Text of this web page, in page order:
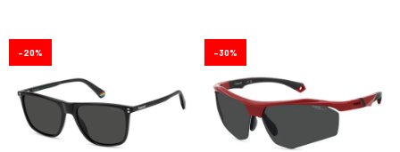
20 30